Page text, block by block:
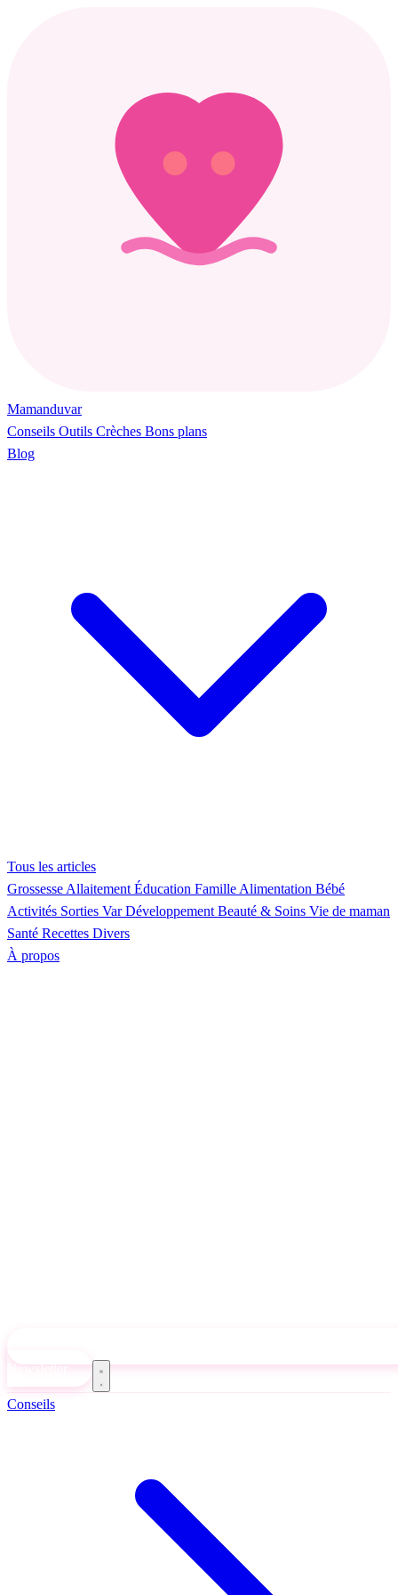
Mamanduvar
Conseils Outils Crèches Bons plans
Blog
Tous les articles
Grossesse Allaitement Éducation Famille Alimentation Bébé
Activités Sorties Var Développement Beauté & Soins Vie de maman
Santé Recettes Divers
À propos
Newsletter
Conseils